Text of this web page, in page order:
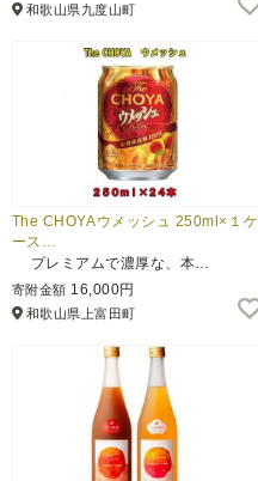
和歌山県九度山町
The CHOYAウメッシュ 250ml×１ケ
ース…
プレミアムで濃厚な、本…
寄附金額 16,000円
和歌山県上富田町